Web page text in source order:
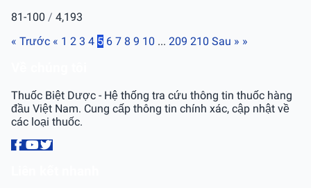
81-100 / 4,193
« Trước « 1 2 3 4 5 6 7 8 9 10 ... 209 210 Sau » »
Thuốc Biệt Dược - Hệ thống tra cứu thông tin thuốc hàng
đầu Việt Nam. Cung cấp thông tin chính xác, cập nhật về
các loại thuốc.